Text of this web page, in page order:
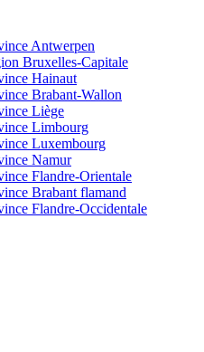
Antwerpen
Bruxelles-Capitale
Hainaut
Brabant-Wallon
Liège
Limbourg
Luxembourg
Namur
Flandre-Orientale
Brabant flamand
Flandre-Occidentale